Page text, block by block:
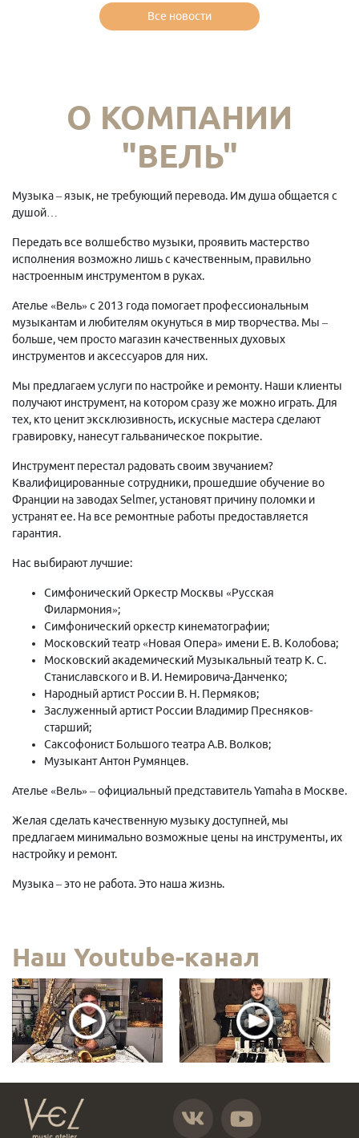
Все новости
О КОМПАНИИ
"ВЕЛЬ"
Музыка – язык, не требующий перевода. Им душа общается с
душой…
Передать все волшебство музыки, проявить мастерство
исполнения возможно лишь с качественным, правильно
настроенным инструментом в руках.
Ателье «Вель» с 2013 года помогает профессиональным
музыкантам и любителям окунуться в мир творчества. Мы –
больше, чем просто магазин качественных духовых
инструментов и аксессуаров для них.
Мы предлагаем услуги по настройке и ремонту. Наши клиенты
получают инструмент, на котором сразу же можно играть. Для
тех, кто ценит эксклюзивность, искусные мастера сделают
гравировку, нанесут гальваническое покрытие.
Инструмент перестал радовать своим звучанием?
Квалифицированные сотрудники, прошедшие обучение во
Франции на заводах Selmer, установят причину поломки и
устранят ее. На все ремонтные работы предоставляется
гарантия.
Нас выбирают лучшие:
Симфонический Оркестр Москвы «Русская
Филармония»;
Симфонический оркестр кинематографии;
Московский театр «Новая Опера» имени Е. В. Колобова;
Московский академический Музыкальный театр К. С.
Станиславского и В. И. Немировича-Данченко;
Народный артист России В. Н. Пермяков;
Заслуженный артист России Владимир Пресняков-
старший;
Саксофонист Большого театра А.В. Волков;
Музыкант Антон Румянцев.
Ателье «Вель» – официальный представитель Yamaha в Москве.
Желая сделать качественную музыку доступней, мы
предлагаем минимально возможные цены на инструменты, их
настройку и ремонт.
Музыка – это не работа. Это наша жизнь.
Наш Youtube-канал